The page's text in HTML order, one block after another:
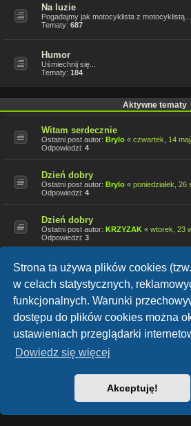
Strona ta używa plików cookies
w celach statystycznych,
funkcjonalnych. Warunki
dostępu do plików cookies można
ustawieniach przeglądarki
Dowiedz się więcej
Akceptuję!
Na luzie
Pogadajmy jak motocyklista z motocyklistą...
Tematy: 687
Humor
Uśmiechnij się...
Tematy: 184
Aktywne tematy
Witam serdecznie
Ostatni post autor: Brylo « czwartek, 14
Odpowiedzi: 4
Dzień dobry
Ostatni post autor: Brylo « poniedziałek,
Odpowiedzi: 4
Dzień dobry
Ostatni post autor: KRZYZAK « wtorek, 23
Odpowiedzi: 3
Strona domowa Kresowe forum
Lucid Lime style created by
Co-Author:
Style Version: 1.1.9
Polski pakiet językowy dostarcza